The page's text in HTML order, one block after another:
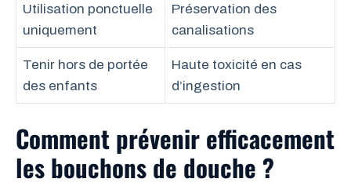
Utilisation ponctuelle
uniquement
Préservation des
canalisations
Tenir hors de portée
des enfants
Haute toxicité en cas
d’ingestion
Comment prévenir efficacement
les bouchons de douche ?